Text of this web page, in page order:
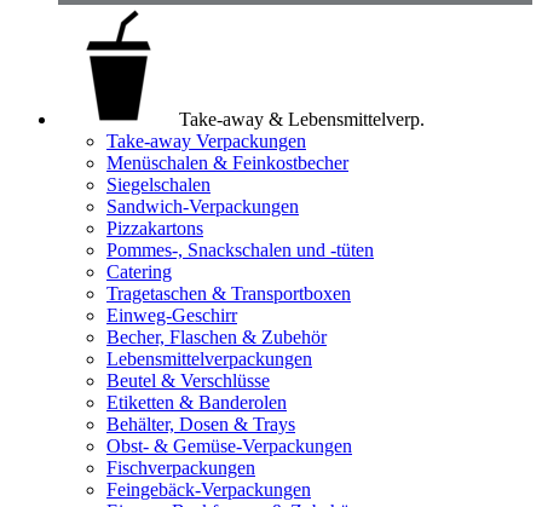
Take-away & Lebensmittelverp.
Take-away Verpackungen
Menüschalen & Feinkostbecher
Siegelschalen
Sandwich-Verpackungen
Pizzakartons
Pommes-, Snackschalen und -tüten
Catering
Tragetaschen & Transportboxen
Einweg-Geschirr
Becher, Flaschen & Zubehör
Lebensmittelverpackungen
Beutel & Verschlüsse
Etiketten & Banderolen
Behälter, Dosen & Trays
Obst- & Gemüse-Verpackungen
Fischverpackungen
Feingebäck-Verpackungen